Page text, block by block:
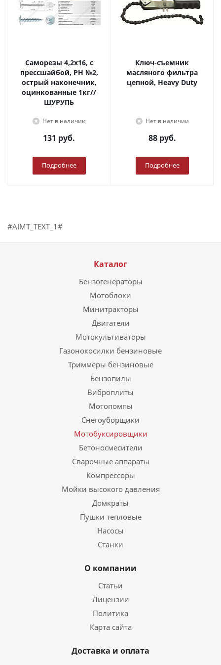
Саморезы 4,2х16, с
прессшайбой, PH №2,
острый наконечник,
оцинкованные 1кг//
ШУРУПЬ
Нет в наличии
131 руб.
Подробнее
Ключ-съемник
масляного фильтра
цепной, Heavy Duty
Нет в наличии
88руб.
Подробнее
#AIMT_TEXT_1#
Каталог
Бензогенераторы
Мотоблоки
Минитракторы
Двигатели
Мотокультиваторы
Газонокосилки бензиновые
Триммеры бензиновые
Бензопилы
Виброплиты
Мотопомпы
Снегоуборщики
Мотобуксировщики
Бетоносмесители
Сварочные аппараты
Компрессоры
Мойки высокого давления
Домкраты
Пушки тепловые
Насосы
Станки
О компании
Статьи
Лицензии
Политика
Карта сайта
Доставка и оплата